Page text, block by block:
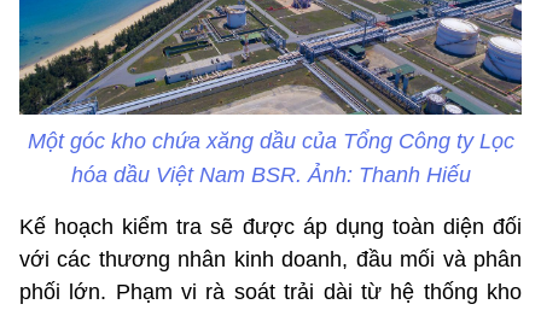
Một góc kho chứa xăng dầu của Tổng Công ty Lọc
hóa dầu Việt Nam BSR. Ảnh: Thanh Hiếu
Kế hoạch kiểm tra sẽ được áp dụng toàn diện đối
với các thương nhân kinh doanh, đầu mối và phân
phối lớn. Phạm vi rà soát trải dài từ hệ thống kho